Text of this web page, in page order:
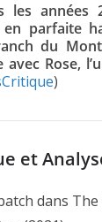
les années
parfaite
du
avec Rose,
)
et